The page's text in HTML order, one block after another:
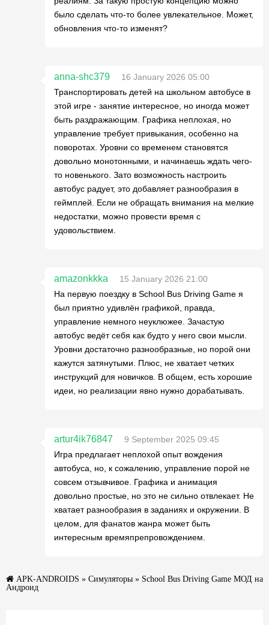
было сделать что-то более увлекательное. Может,
обновления что-то изменят?
anna-shc379
16 January 2026 05:00
Транспортировать детей на школьном автобусе в
этой игре - занятие интересное, но иногда может
быть раздражающим. Графика неплохая, но
управление требует привыкания, особенно на
поворотах. Уровни со временем становятся
довольно монотонными, и начинаешь ждать чего-
то новенького. Зато возможность настроить
автобус радует, это добавляет разнообразия в
геймплей. Если не обращать внимания на мелкие
недостатки, можно провести время с
удовольствием.
amazonkkka
15 January 2026 21:00
На первую поездку в School Bus Driving Game я
был приятно удивлён графикой, правда,
управление немного неуклюжее. Зачастую
автобус ведёт себя как будто у него свои мысли.
Уровни достаточно разнообразные, но порой они
кажутся затянутыми. Плюс, не хватает четких
инструкций для новичков. В общем, есть хорошие
идеи, но реализации явно нужно дорабатывать.
artur4ik76847
9 September 2025 09:45
Игра предлагает неплохой опыт вождения
автобуса, но, к сожалению, управление порой не
совсем отзывчивое. Графика и анимация
довольно простые, но это не сильно отвлекает. Не
хватает разнообразия в заданиях и окружении. В
целом, для фанатов жанра может быть
интересным времяпрепровождением.
APK-ANDROIDS » Симуляторы » School Bus Driving Game МОД на
Андроид